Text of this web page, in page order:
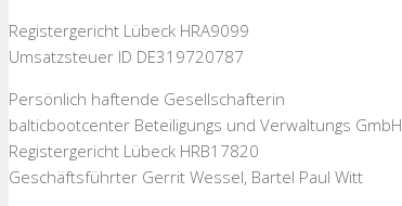
Registergericht Lübeck HRA9099
Umsatzsteuer ID DE319720787
Persönlich haftende Gesellschafterin
balticbootcenter Beteiligungs und Verwaltungs GmbH
Registergericht Lübeck HRB17820
Geschäftsführter Gerrit Wessel, Bartel Paul Witt